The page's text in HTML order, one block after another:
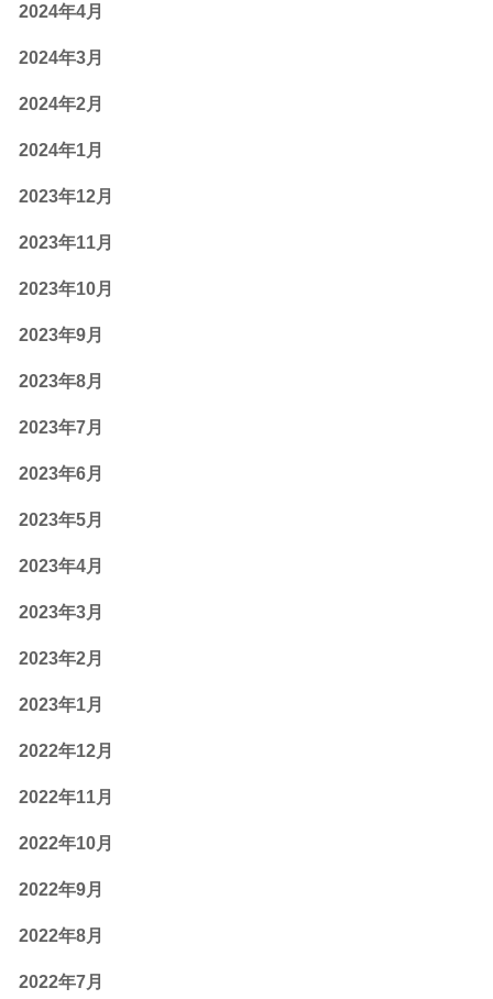
2024年4月
2024年3月
2024年2月
2024年1月
2023年12月
2023年11月
2023年10月
2023年9月
2023年8月
2023年7月
2023年6月
2023年5月
2023年4月
2023年3月
2023年2月
2023年1月
2022年12月
2022年11月
2022年10月
2022年9月
2022年8月
2022年7月